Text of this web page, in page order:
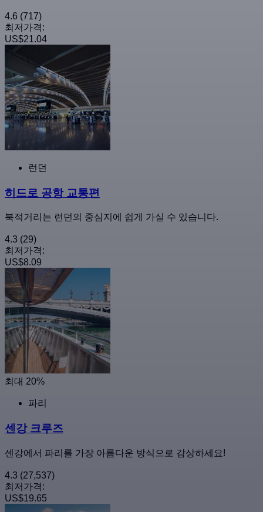
4.6 (717)
최저가격:
US$21.04
런던
히드로 공항 교통편
북적거리는 런던의 중심지에 쉽게 가실 수 있습니다.
4.3 (29)
최저가격:
US$8.09
최대 20%
파리
센강 크루즈
센강에서 파리를 가장 아름다운 방식으로 감상하세요!
4.3 (27,537)
최저가격:
US$19.65